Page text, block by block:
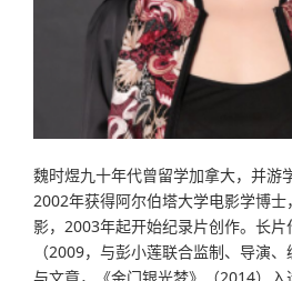
魏时煜九十年代曾留学加拿大，并游
2002年获得阿尔伯塔大学电影学博
影，2003年起开始纪录片创作。长片
（2009，与彭小莲联合监制、导演